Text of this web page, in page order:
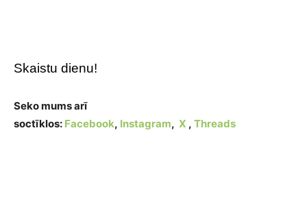
Skaistu dienu!
Seko mums arī
soctīklos: Facebook, Instagram, X , Threads